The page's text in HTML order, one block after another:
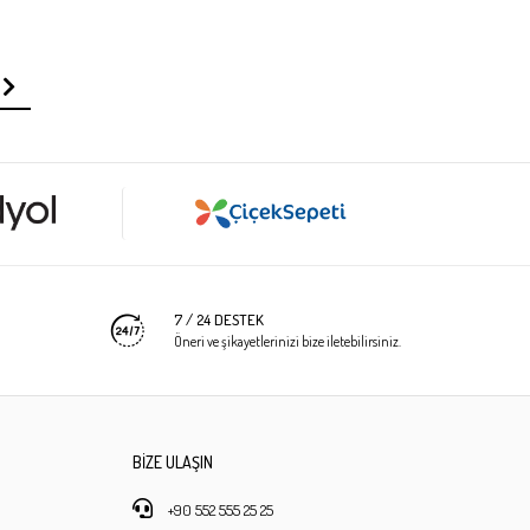
7 / 24 DESTEK
Öneri ve şikayetlerinizi bize iletebilirsiniz.
BİZE ULAŞIN
+90 552 555 25 25